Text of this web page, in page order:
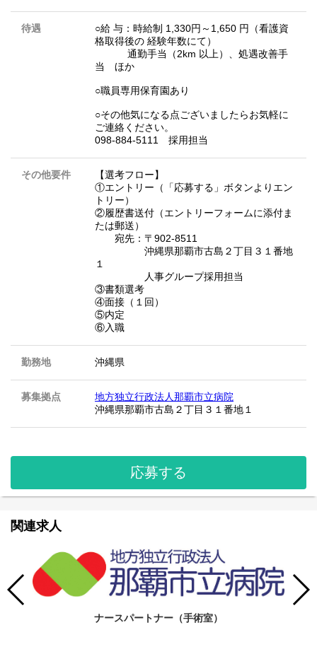
待遇
○給 与：時給制 1,330円～1,650 円（看護資
格取得後の 経験年数にて）
通勤手当（2km 以上）、処遇改善手
当 ほか
○職員専用保育園あり
○その他気になる点ございましたらお気軽に
ご連絡ください。
098-884-5111 採用担当
その他要件
【選考フロー】
①エントリー（「応募する」ボタンよりエン
トリー）
②履歴書送付（エントリーフォームに添付ま
たは郵送）
宛先：〒902-8511
沖縄県那覇市古島２丁目３１番地
１
人事グループ採用担当
③書類選考
④面接（１回）
⑤内定
⑥入職
勤務地 沖縄県
募集拠点
地方独立行政法人那覇市立病院
沖縄県那覇市古島２丁目３１番地１
応募する
関連求人
ナースパートナー（手術室）